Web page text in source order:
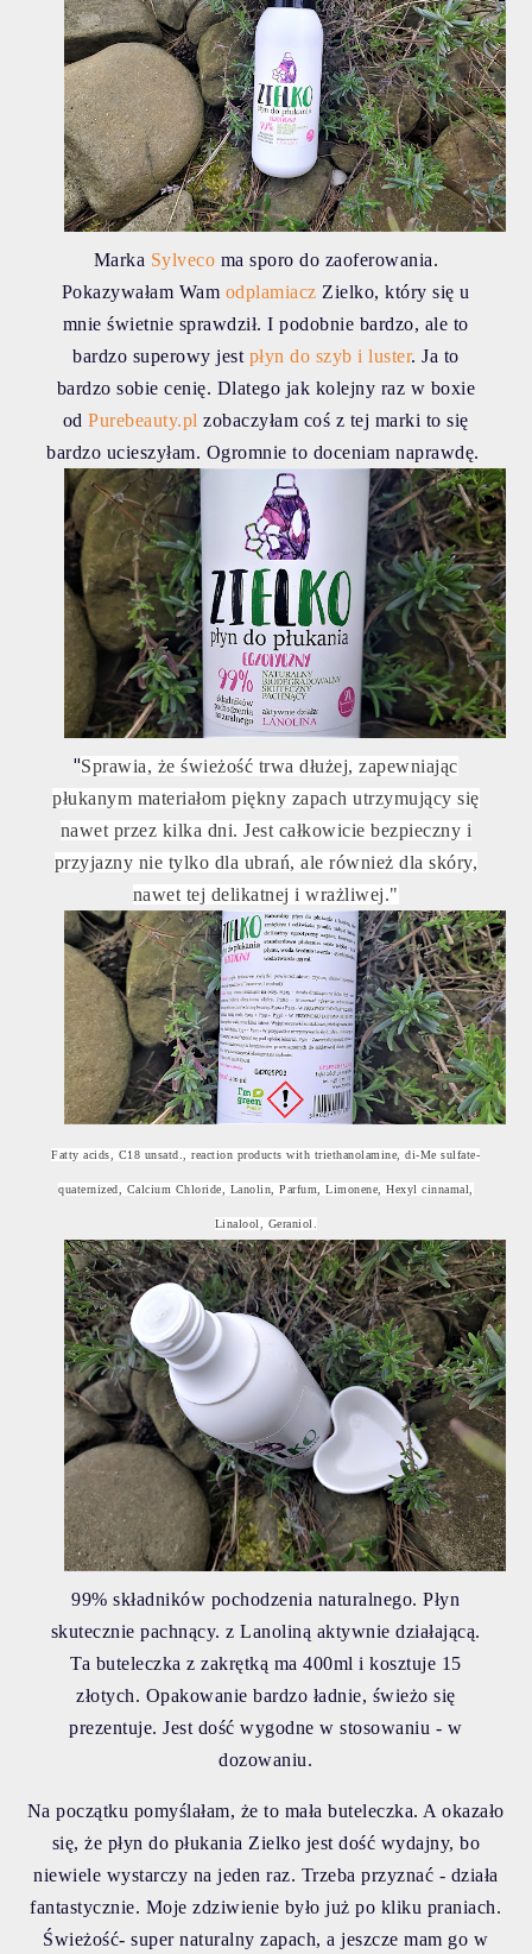
Marka Sylveco ma sporo do zaoferowania.
Pokazywałam Wam odplamiacz Zielko, który się u
mnie świetnie sprawdził. I podobnie bardzo, ale to
bardzo superowy jest płyn do szyb i luster. Ja to
bardzo sobie cenię. Dlatego jak kolejny raz w boxie
odPurebeauty.pl zobaczyłam coś z tej marki to się
bardzo ucieszyłam. Ogromnie to doceniam naprawdę.
"Sprawia, że świeżość trwa dłużej, zapewniając
płukanym materiałom piękny zapach utrzymujący się
nawet przez kilka dni. Jest całkowicie bezpieczny i
przyjazny nie tylko dla ubrań, ale również dla skóry,
nawet tej delikatnej i wrażliwej."
Fatty acids, C18 unsatd., reaction products with triethanolamine, di-Me sulfate-
quaternized, Calcium Chloride, Lanolin, Parfum, Limonene, Hexyl cinnamal,
Linalool, Geraniol.
99% składników pochodzenia naturalnego. Płyn
skutecznie pachnący. z Lanoliną aktywnie działającą.
Ta buteleczka z zakrętką ma 400ml i kosztuje 15
złotych. Opakowanie bardzo ładnie, świeżo się
prezentuje. Jest dość wygodne w stosowaniu - w
dozowaniu.
Na początku pomyślałam, że to mała buteleczka. A okazało
się, że płyn do płukania Zielko jest dość wydajny, bo
niewiele wystarczy na jeden raz. Trzeba przyznać - działa
fantastycznie. Moje zdziwienie było już po kliku praniach.
Świeżość- super naturalny zapach, a jeszcze mam go w